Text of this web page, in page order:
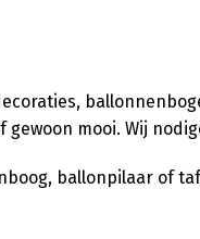
mooi. Wij
ballonpilaar of